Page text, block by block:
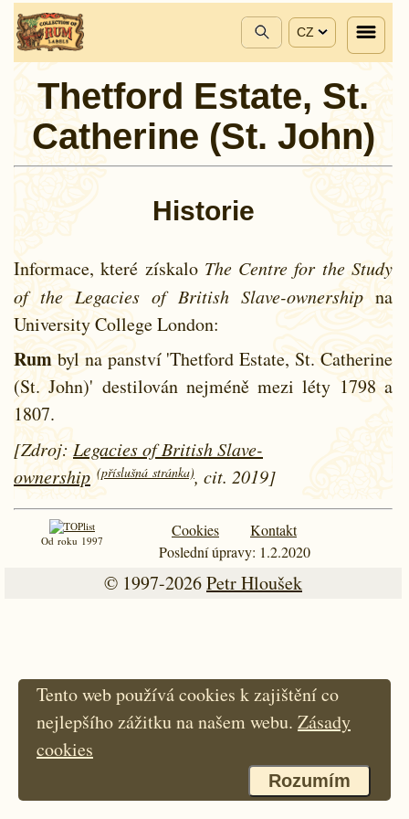
CZ
Thetford Estate, St.
Catherine (St. John)
Historie
Informace, které získalo The Centre for the Study
of the Legacies of British Slave-ownership na
University College London:
Rum byl na panství 'Thetford Estate, St. Catherine
(St. John)' destilován nejméně mezi léty 1798 a
1807.
[Zdroj: Legacies of British Slave-
ownership (příslušná stránka), cit. 2019]
Od roku 1997
Cookies
Kontakt
Poslední úpravy: 1.2.2020
© 1997-2026Petr Hloušek
Tento web používá cookies k zajištění co
nejlepšího zážitku na našem webu. Zásady
cookies
Rozumím